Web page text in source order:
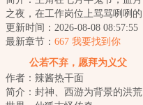
之夜，在工作岗位上骂骂咧咧的
猝死，穿越到了蜀山世界，被长
眉真人镇压在莽...
更新时间：2026-08-08 08:57:55
最新章节： 667 我要找到你
公若不弃，愿拜为义父
作者：辣酱热干面
简介：封神、西游为背景的洪荒